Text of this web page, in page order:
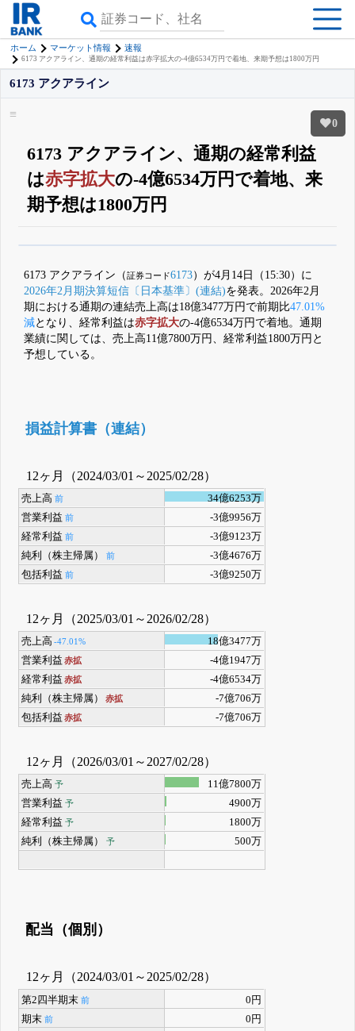
ホーム マーケット情報 速報
6173 アクアライン、通期の経常利益は赤字拡大の-4億6534万円で着地、来期予想は1800万円
0
6173 アクアライン
6173 アクアライン、通期の経常利益
は赤字拡大の-4億6534万円で着地、来
期予想は1800万円
無料でβ版をはじめる
登録すると永久30%OFFと米株版の先行利用も付きます
6173 アクアライン（証券コード6173）が4月14日（15:30）に
2026年2月期決算短信〔日本基準〕(連結)を発表。2026年2月
期における通期の連結売上高は18億3477万円で前期比47.01%
減となり、経常利益は赤字拡大の-4億6534万円で着地。通期
業績に関しては、売上高11億7800万円、経常利益1800万円と
予想している。
損益計算書（連結）
12ヶ月（2024/03/01～2025/02/28）
売上高前
34億6253万
営業利益前
-3億9956万
経常利益前
-3億9123万
純利（株主帰属）前
-3億4676万
包括利益前 -3億9250万
12ヶ月（2025/03/01～2026/02/28）
売上高 -47.01%
18億3477万
営業利益 赤拡
-4億1947万
経常利益 赤拡
-4億6534万
純利（株主帰属）
赤拡
-7億706万
包括利益 赤拡 -7億706万
12ヶ月（2026/03/01～2027/02/28）
売上高予
11億7800万
営業利益予
4900万
経常利益予
1800万
純利（株主帰属）予 500万
配当（個別）
12ヶ月（2024/03/01～2025/02/28）
第2四半期末前
0円
期末前
0円